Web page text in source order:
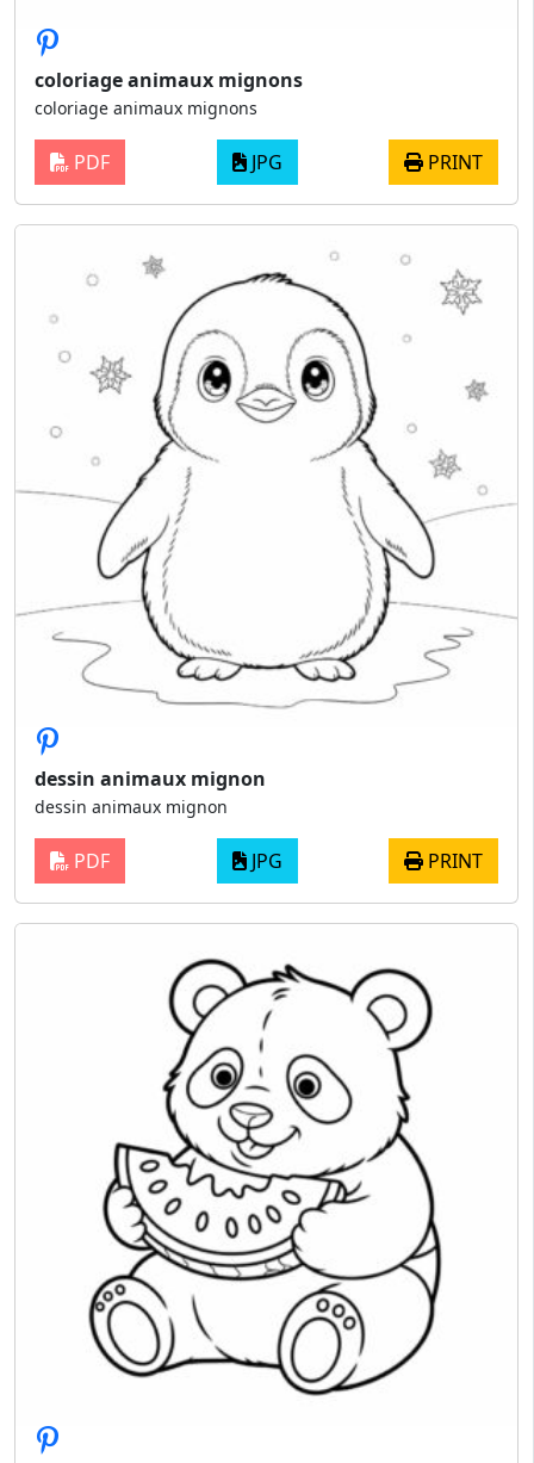
coloriage animaux mignons
coloriage animaux mignons
PDF JPG PRINT
dessin animaux mignon
dessin animaux mignon
PDF JPG PRINT